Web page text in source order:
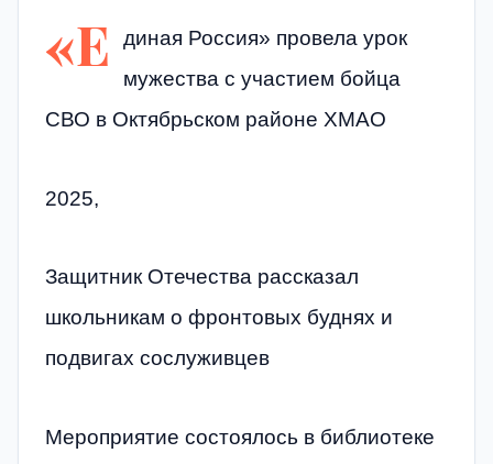
«Е
диная Россия» провела урок
мужества с участием бойца
СВО в Октябрьском районе ХМАО
2025,
Защитник Отечества рассказал
школьникам о фронтовых буднях и
подвигах сослуживцев
Мероприятие состоялось в библиотеке